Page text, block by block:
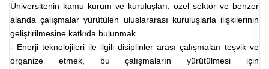
Üniversitenin kamu kurum ve kuruluşları, özel sektör ve benzer
alanda çalışmalar yürütülen uluslararası kuruluşlarla ilişkilerinin
geliştirilmesine katkıda bulunmak.
- Enerji teknolojileri ile ilgili disiplinler arası çalışmaları teşvik ve
organize etmek, bu çalışmaların yürütülmesi için